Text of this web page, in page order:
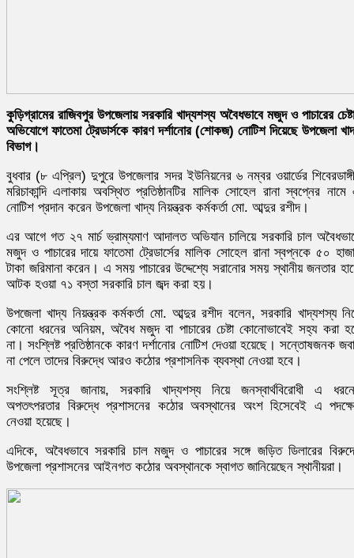
কুড়িগ্রামের রাজিবপুর উপজেলায় সরকারি খাদ্যশস্য অবৈধভাবে মজুদ ও পাচারের
অভিযোগে ফাতেমা ট্রেডার্সকে কারণ দর্শানোর (শোকজ) নোটিশ দিয়েছে উপজেলা
বিভাগ।
বুধবার (৮ এপ্রিল) দুপুরে উপজেলার সদর ইউনিয়নের ৬ নম্বর ওয়ার্ডের
মরিচাকান্দি এলাকায় অবস্থিত প্রতিষ্ঠানটির মালিক সোহেল রানা স্বপ্নের
নোটিশ প্রদান করেন উপজেলা খাদ্য নিয়ন্ত্রক কর্মকর্তা মো. আব্দুর রশীদ।
এর আগে গত ২৭ মার্চ ভ্রাম্যমাণ আদালত অভিযান চালিয়ে সরকারি চাল
মজুদ ও পাচারের দায়ে ফাতেমা ট্রেডার্সের মালিক সোহেল রানা স্বপ্নকে ৫০
টাকা জরিমানা করেন। এ সময় পাচারের উদ্দেশ্যে সরানোর সময় স্থানীয় জনতার
আটক হওয়া ৭১ বস্তা সরকারি চাল জব্দ করা হয়।
উপজেলা খাদ্য নিয়ন্ত্রক কর্মকর্তা মো. আব্দুর রশীদ বলেন, সরকারি খাদ্যশস্য
কোনো ধরনের অনিয়ম, অবৈধ মজুদ বা পাচারের চেষ্টা কোনোভাবেই সহ্য করা
না। সংশ্লিষ্ট প্রতিষ্ঠানকে কারণ দর্শানোর নোটিশ দেওয়া হয়েছে। সন্তোষজনক
না পেলে তাদের বিরুদ্ধে আরও কঠোর প্রশাসনিক ব্যবস্থা নেওয়া হবে।
সংশ্লিষ্ট সূত্র জানায়, সরকারি খাদ্যশস্য নিয়ে জনস্বার্থবিরোধী এ
অপতৎপরতার বিরুদ্ধে প্রশাসনের কঠোর অবস্থানের অংশ হিসেবেই এ
নেওয়া হয়েছে।
এদিকে, অবৈধভাবে সরকারি চাল মজুদ ও পাচারের সঙ্গে জড়িত ডিলারের
উপজেলা প্রশাসনের আইনগত কঠোর অবস্থানকে স্বাগত জানিয়েছেন স্থানীয়রা।